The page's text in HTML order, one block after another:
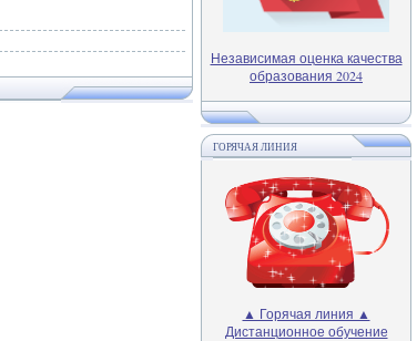
Независимая оценка качества
образования 2024
ГОРЯЧАЯ ЛИНИЯ
▲ Горячая линия ▲
Дистанционное обучение